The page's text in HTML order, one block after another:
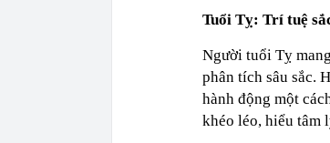
Tuổi Tỵ: Trí tuệ
Người tuổi Tỵ
phân tích sâu sắc.
hành động một
khéo léo, hiểu tâm